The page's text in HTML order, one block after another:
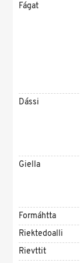
Fágat
Dássi
Giella
Formáhtta
Riektedoalli
Rievttit